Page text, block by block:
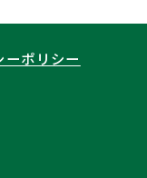
県
・任意後見
ーポリシー